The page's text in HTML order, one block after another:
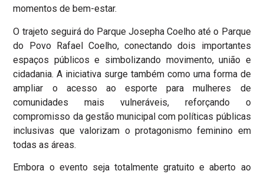
momentos de bem-estar.
O trajeto seguirá do Parque Josepha Coelho até o Parque
do Povo Rafael Coelho, conectando dois importantes
espaços públicos e simbolizando movimento, união e
cidadania. A iniciativa surge também como uma forma de
ampliar o acesso ao esporte para mulheres de
comunidades mais vulneráveis, reforçando o
compromisso da gestão municipal com políticas públicas
inclusivas que valorizam o protagonismo feminino em
todas as áreas.
Embora o evento seja totalmente gratuito e aberto ao